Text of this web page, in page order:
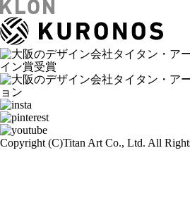
Copyright (C)Titan Art Co., Ltd. All